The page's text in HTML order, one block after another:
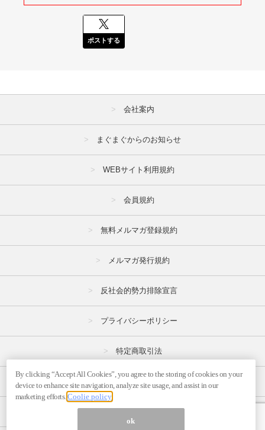
ポストする
会社案内
まぐまぐからのお知らせ
WEBサイト利用規約
会員規約
無料メルマガ登録規約
メルマガ発行規約
反社会的勢力排除宣言
プライバシーポリシー
特定商取引法
広告掲載はこちら
メルマガの不正・違反報告はこちら
By clicking “Accept All Cookies”, you agree to the storing of cookies on your
device to enhance site navigation, analyze site usage, and assist in our
marketing efforts.Coolie policy
ok